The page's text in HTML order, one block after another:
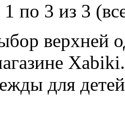
по 3 из 3
верхней
для